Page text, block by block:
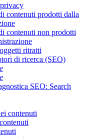
contenuti prodotti dalla
contenuti non prodotti
ritratti
di ricerca (SEO)
SEO: Search
contenuti